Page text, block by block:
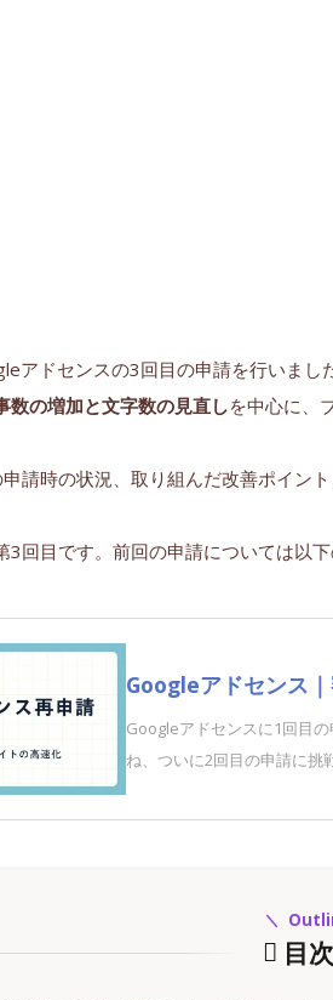
アドセンスの3回目の申請を行いま
数の増加と文字数の見直しを中心に、
請時の状況、取り組んだ改善ポイン
回目です。前回の申請については以下
Googleアドセンス
Googleアドセンスに1回目
ね、ついに2回目の申請に
目次